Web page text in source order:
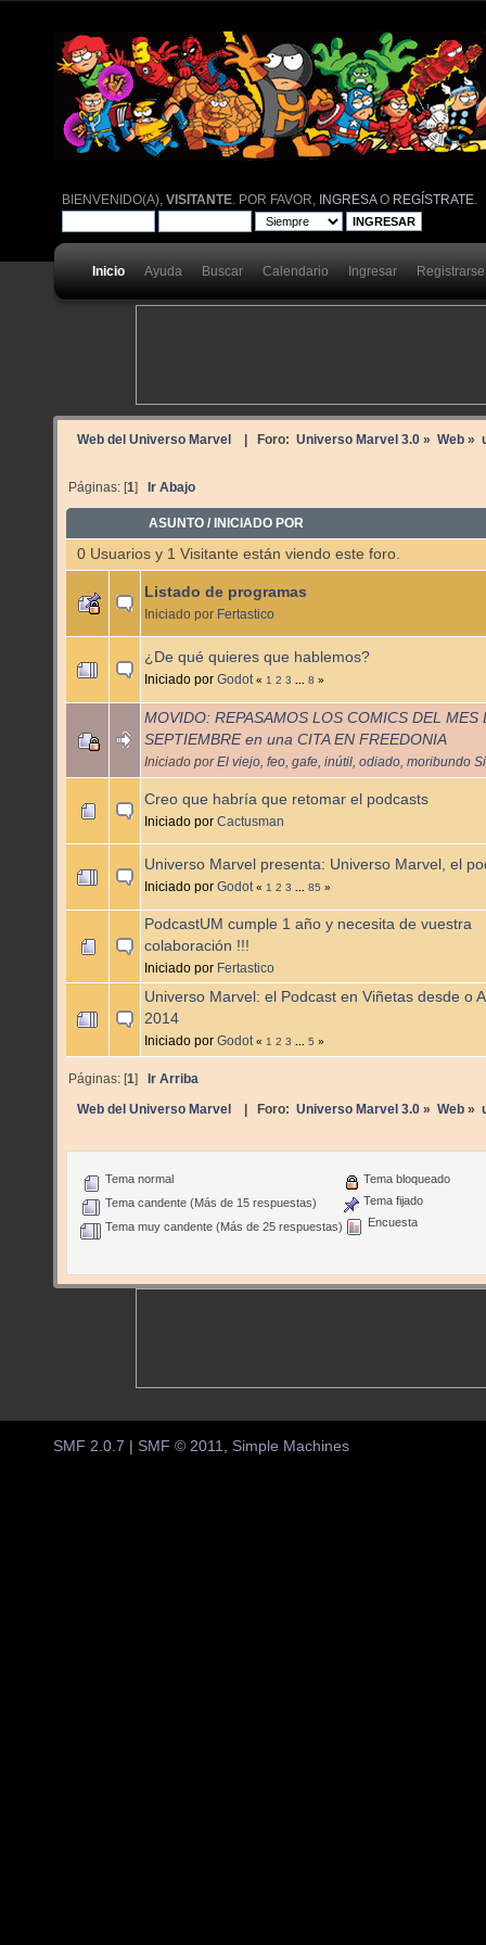
BIENVENIDO(A),VISITANTE . POR FAVOR, INGRESAO REGÍSTRATE
Inicio Ayuda Buscar Calendario Ingresar Registrarse
Web del Universo Marvel | Foro: Universo Marvel 3.0» Web»
Páginas: [1]Ir Abajo
ASUNTO /INICIADO POR
0 Usuarios y 1 Visitante están viendo este foro.
Listado de programas
Iniciado por Fertastico
¿De qué quieres que hablemos?
Iniciado por Godot « 1 2 3 8 »
MOVIDO: REPASAMOS LOS COMICS DEL MES
SEPTIEMBRE en una CITA EN FREEDONIA
Iniciado porEl viejo, feo, gafe, inútil, odiado, moribundo
Creo que habría que retomar el podcasts
Iniciado por Cactusman
Universo Marvel presenta: Universo Marvel, el
Iniciado por Godot « 1 2 3 85 »
PodcastUM cumple 1 año y necesita de vuestra
colaboración !!!
Iniciado por Fertastico
Universo Marvel: el Podcast en Viñetas desde o
2014
Iniciado por Godot « 1 2 3 5 »
Páginas: [1]Ir Arriba
Web del Universo Marvel | Foro: Universo Marvel 3.0» Web»
Tema normal
Tema candente (Más de 15 respuestas)
Tema muy candente (Más de 25 respuestas)
Tema bloqueado
Tema fijado
Encuesta
SMF 2.0.7 SMF © 2011 Simple Machines